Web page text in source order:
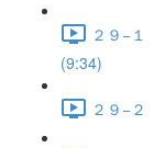
２９−
(9:34)
２９−